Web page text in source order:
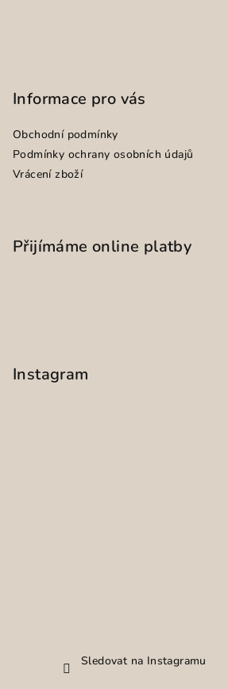
Informace pro vás
Obchodní podmínky
Podmínky ochrany osobních údajů
Vrácení zboží
Přijímáme online platby
Instagram
Sledovat na Instagramu